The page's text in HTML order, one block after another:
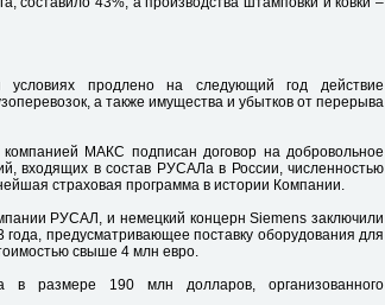
продлено на следующий год действие
а также имущества и убытков от перерыва
МАКС подписан договор на добровольное
входящих в состав РУСАЛа в России, численностью
страховая программа в истории Компании.
РУСАЛ, и немецкий концерн Siemens заключили
года, предусматривающее поставку оборудования для
свыше 4 млн евро.
в размере 190 млн долларов, организованного